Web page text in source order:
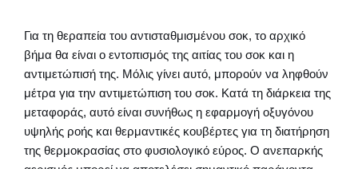
Για τη θεραπεία του αντισταθμισμένου σοκ, το αρχικό
βήμα θα είναι ο εντοπισμός της αιτίας του σοκ και η
αντιμετώπισή της. Μόλις γίνει αυτό, μπορούν να ληφθούν
μέτρα για την αντιμετώπιση του σοκ. Κατά τη διάρκεια της
μεταφοράς, αυτό είναι συνήθως η εφαρμογή οξυγόνου
υψηλής ροής και θερμαντικές κουβέρτες για τη διατήρηση
της θερμοκρασίας στο φυσιολογικό εύρος. Ο ανεπαρκής